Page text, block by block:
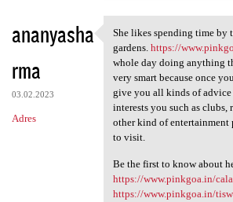
ananyasha
rma
03.02.2023
Adres
She likes spending
She likes spending time by
gardens. https://
whole day doing anything
very smart because once
give you all kinds of
interests you such as clubs,
other kind of entertainment
to visit.
Be the first to know about
https://www.pinkgoa.in/
https://www.pinkgoa.in/